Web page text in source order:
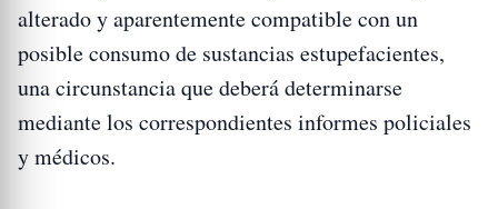
alterado y aparentemente compatible con un
posible consumo de sustancias estupefacientes,
una circunstancia que deberá determinarse
mediante los correspondientes informes policiales
y médicos.